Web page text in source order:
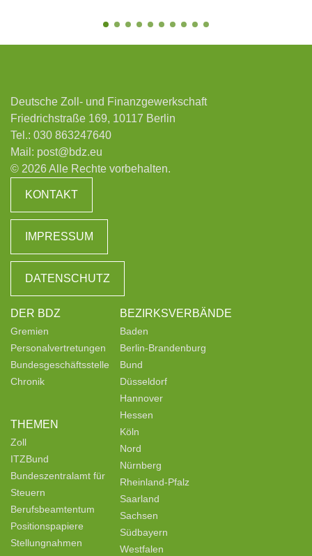
Deutsche Zoll- und Finanzgewerkschaft
Friedrichstraße 169, 10117 Berlin
Tel.: 030 863247640
Mail: post@bdz.eu
© 2026 Alle Rechte vorbehalten.
KONTAKT
IMPRESSUM
DATENSCHUTZ
DER BDZ
Gremien
Personalvertretungen
Bundesgeschäftsstelle
Chronik
THEMEN
Zoll
ITZBund
Bundeszentralamt für
Steuern
Berufsbeamtentum
Positionspapiere
Stellungnahmen
BEZIRKSVERBÄNDE
Baden
Berlin-Brandenburg
Bund
Düsseldorf
Hannover
Hessen
Köln
Nord
Nürnberg
Rheinland-Pfalz
Saarland
Sachsen
Südbayern
Westfalen